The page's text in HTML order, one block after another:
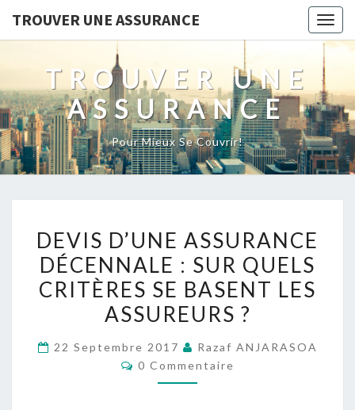
TROUVER UNE ASSURANCE
TROUVER UNE
ASSURANCE
Pour Mieux Se Couvrir!
D’UNE
ASSURANCE
DÉCENNALE :
SUR
CRITÈRES
SE
DEVIS D’UNE ASSURANCE
DÉCENNALE : SUR QUELS
CRITÈRES SE BASENT LES
ASSUREURS ?
22 Septembre 2017
Razaf ANJARASOA
Commentaires
0 Commentaire